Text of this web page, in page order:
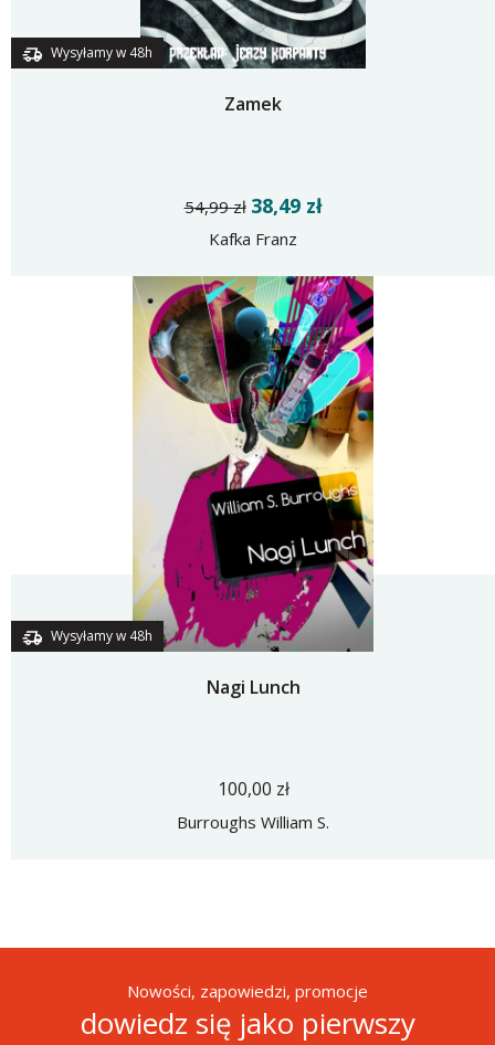
Wysyłamy w 48h
Zamek
54,99 zł 38,49 zł
Kafka Franz
Wysyłamy w 48h
Nagi Lunch
100,00 zł
Burroughs William S.
Nowości, zapowiedzi, promocje
dowiedz się jako pierwszy